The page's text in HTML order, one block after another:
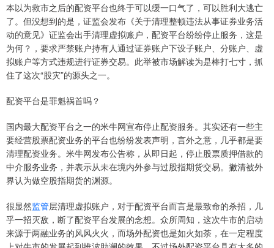
本以为救市之后的配资平台也终于可以缓一口气了，可以胜利大逃亡
了。但没想到的是，证监会发布《关于清理整顿违法从事证券业务活
动的意见》证监会出手清理虚拟账户，配资平台纷纷停止服务，这是
为何？，要求严禁账户持有人通过证券账户下设子账户、分账户、虚
拟账户等方式违规进行证券交易。此举被市场解读为是棒打七寸，抓
住了这次“股灾”的源头之一。
配资平台是罪魁祸首吗？
国内最大配资平台之一的米牛网宣布停止配资服务。其实还有一些主
要经营股票配资业务的平台也纷纷发表声明，言外之意，几乎都是要
清理配资业务。米牛网发布公告称，从即日起，停止股票质押借款的
中介服务业务，并表示从未在境内外参与过股指期货交易。撇清被外
界认为做空股指期货的渊源。
很显然监管层清理虚拟账户，对于配资平台而言是最致命的杀招，几
乎一招灭敌，断了配资平台发展的念想。众所周知，这次牛市的启动
来源于两融业务的风风火火，而场外配资也是如火如荼，在一定程度